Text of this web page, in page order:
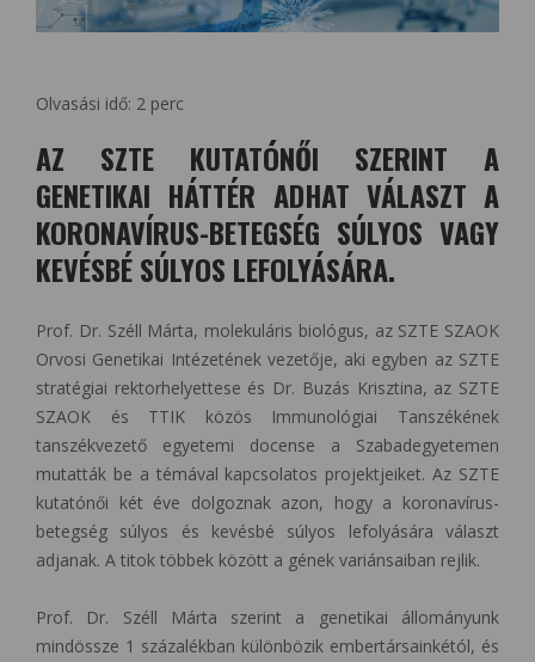
Olvasási idő: 2 perc
AZ SZTE KUTATÓNŐI SZERINT A
GENETIKAI HÁTTÉR ADHAT VÁLASZT A
KORONAVÍRUS-BETEGSÉG SÚLYOS VAGY
KEVÉSBÉ SÚLYOS LEFOLYÁSÁRA.
Prof. Dr. Széll Márta, molekuláris biológus, az SZTE SZAOK
Orvosi Genetikai Intézetének vezetője, aki egyben az SZTE
stratégiai rektorhelyettese és Dr. Buzás Krisztina, az SZTE
SZAOK és TTIK közös Immunológiai Tanszékének
tanszékvezető egyetemi docense a Szabadegyetemen
mutatták be a témával kapcsolatos projektjeiket. Az SZTE
kutatónői két éve dolgoznak azon, hogy a koronavírus-
betegség súlyos és kevésbé súlyos lefolyására választ
adjanak. A titok többek között a gének variánsaiban rejlik.
Prof. Dr. Széll Márta szerint a genetikai állományunk
mindössze 1 százalékban különbözik embertársainkétól, és